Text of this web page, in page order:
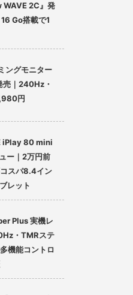
WAVE 2C』発
Go搭載で1
ングモニター
｜240Hz・
円
iPlay 80 mini
ー｜2万円前
スパ8.4イン
レット
Plus 実機レ
・TMRステ
機能コントロ